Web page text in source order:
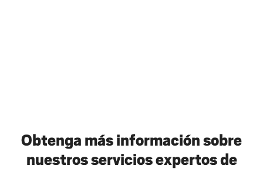
Obtenga más información sobre
nuestros servicios expertos de